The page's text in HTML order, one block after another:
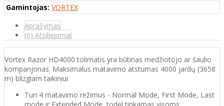
Gamintojas: VORTEX
Aprašymas
(0) Atsiliepimai
Vortex Razor HD4000 tolimatis yra būtinas medžiotojo ar šaulio
kompanjonas. Maksimalus matavimo atstumas 4000 jardų (3658
m) blizgiam taikiniui
Turi 4 matavimo režimus - Normal Mode, First Mode, Last